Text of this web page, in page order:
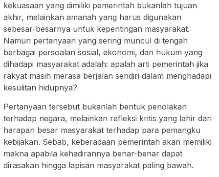
kekuasaan yang dimiliki pemerintah bukanlah tujuan
akhir, melainkan amanah yang harus digunakan
sebesar-besarnya untuk kepentingan masyarakat.
Namun pertanyaan yang sering muncul di tengah
berbagai persoalan sosial, ekonomi, dan hukum yang
dihadapi masyarakat adalah: apalah arti pemerintah jika
rakyat masih merasa berjalan sendiri dalam menghadapi
kesulitan hidupnya?
Pertanyaan tersebut bukanlah bentuk penolakan
terhadap negara, melainkan refleksi kritis yang lahir dari
harapan besar masyarakat terhadap para pemangku
kebijakan. Sebab, keberadaan pemerintah akan memiliki
makna apabila kehadirannya benar-benar dapat
dirasakan hingga lapisan masyarakat paling bawah.